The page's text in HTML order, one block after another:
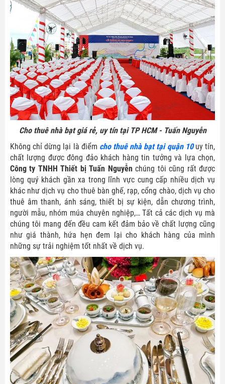
Cho thuê nhà bạt giá rẻ, uy tín tại TP HCM - Tuấn Nguyễn
Không chỉ dừng lại là điểm cho thuê nhà bạt tại quận 10uy tín,
chất lượng được đông đảo khách hàng tin tưởng và lựa chọn,
Công ty TNHH Thiết bị Tuấn Nguyễn chúng tôi cũng rất được
lòng quý khách gần xa trong lĩnh vực cung cấp nhiều dịch vụ
khác như dịch vụ cho thuê bàn ghế, rạp, cổng chào, dịch vụ cho
thuê âm thanh, ánh sáng, thiết bị sự kiện, dẫn chương trình,
người mẫu, nhóm múa chuyên nghiệp,… Tất cả các dịch vụ mà
chúng tôi mang đến đều cam kết đảm bảo về chất lượng cũng
như giá thành, hứa hẹn đem lại cho khách hàng của mình
những sự trải nghiệm tốt nhất về dịch vụ.